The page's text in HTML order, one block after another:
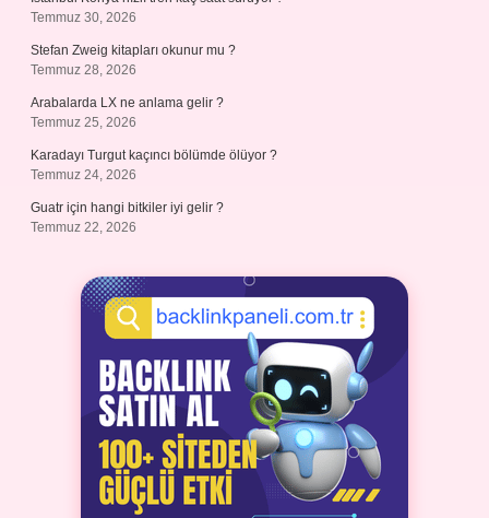
Temmuz 30, 2026
Stefan Zweig kitapları okunur mu ?
Temmuz 28, 2026
Arabalarda LX ne anlama gelir ?
Temmuz 25, 2026
Karadayı Turgut kaçıncı bölümde ölüyor ?
Temmuz 24, 2026
Guatr için hangi bitkiler iyi gelir ?
Temmuz 22, 2026